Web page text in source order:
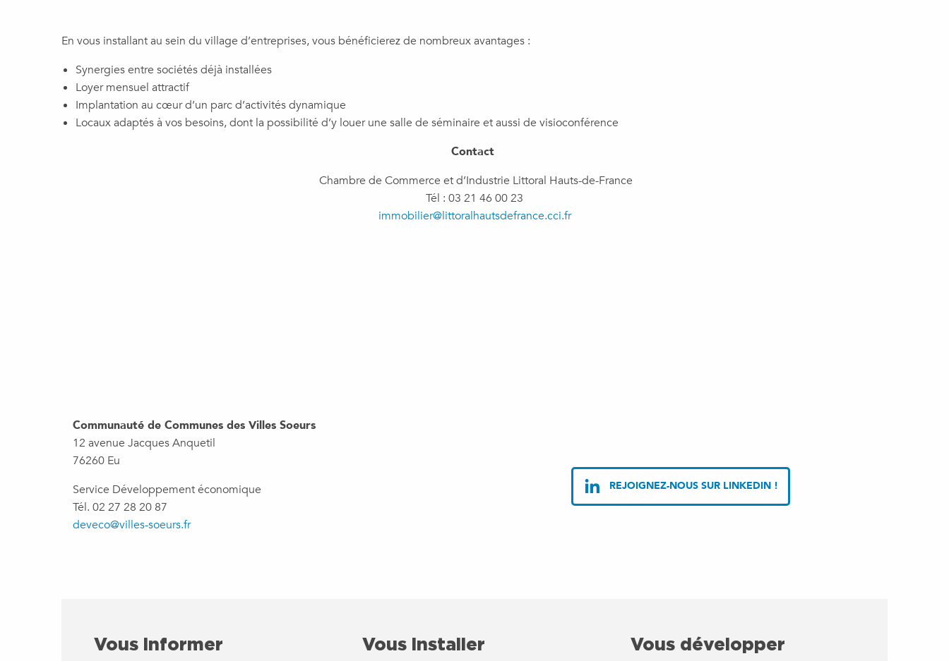
En vous installant au sein du village d’entreprises, vous bénéficierez de nombreux avantages :
Synergies entre sociétés déjà installées
Loyer mensuel attractif
Implantation au cœur d’un parc d’activités dynamique
Locaux adaptés à vos besoins, dont la possibilité d’y louer une salle de séminaire et aussi de visioconférence
Contact
Chambre de Commerce et d’Industrie Littoral Hauts-de-France
Tél : 03 21 46 00 23
immobilier@littoralhautsdefrance.cci.fr
Communauté de Communes des Villes Soeurs
12 avenue Jacques Anquetil
76260 Eu
Service Développement économique
Tél. 02 27 28 20 87
deveco@villes-soeurs.fr
REJOIGNEZ-NOUS SUR LINKEDIN !
Vous informer Vous installer Vous développer